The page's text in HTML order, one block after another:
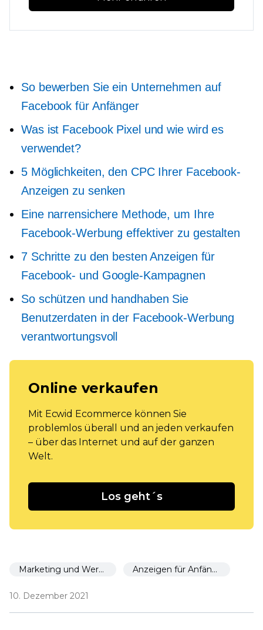
So bewerben Sie ein Unternehmen auf
Facebook für Anfänger
Was ist Facebook Pixel und wie wird es
verwendet?
5 Möglichkeiten, den CPC Ihrer Facebook-
Anzeigen zu senken
Eine narrensichere Methode, um Ihre
Facebook-Werbung effektiver zu gestalten
7 Schritte zu den besten Anzeigen für
Facebook- und Google-Kampagnen
So schützen und handhaben Sie
Benutzerdaten in der Facebook-Werbung
verantwortungsvoll
Online verkaufen
Mit Ecwid Ecommerce können Sie
problemlos überall und an jeden verkaufen
– über das Internet und auf der ganzen
Welt.
Los geht´s
Marketing und Werbung Anzeigen für Anfänger
10. Dezember 2021